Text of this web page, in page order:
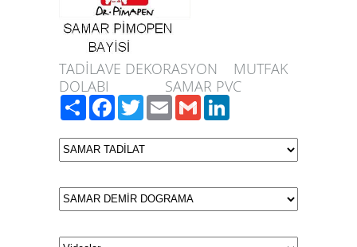
TADİLAVE DEKORASYON MUTFAK
DOLABI SAMAR PVC
PaylaşFacebook
TwitterEmailGmail